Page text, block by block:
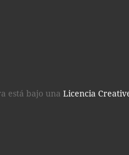
está bajo una Licencia